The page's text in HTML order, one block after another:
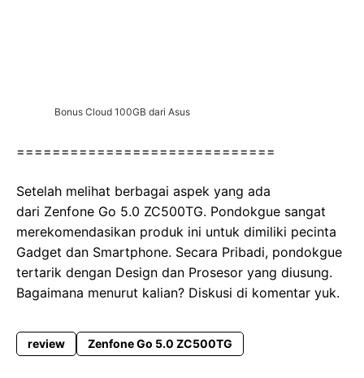
Bonus Cloud 100GB dari Asus
=============================
Setelah melihat berbagai aspek yang ada
dari Zenfone Go 5.0 ZC500TG. Pondokgue sangat
merekomendasikan produk ini untuk dimiliki pecinta
Gadget dan Smartphone. Secara Pribadi, pondokgue
tertarik dengan Design dan Prosesor yang diusung.
Bagaimana menurut kalian? Diskusi di komentar yuk.
review Zenfone Go 5.0 ZC500TG